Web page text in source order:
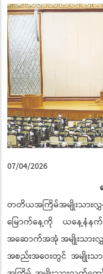
07/04/2026
တတိယအကြိမ်အမျိုးသာ
မြောက်နေ့ကို ယနေ့နံ
အဆောက်အအုံ အမျိုးသားလွှ
အစည်းအဝေးတွင် အမျိုးသ